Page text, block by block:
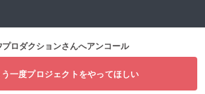
ロダクションさんへアンコール
う一度プロジェクトをやってほしい